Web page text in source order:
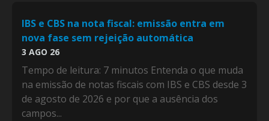
IBS e CBS na nota fiscal: emissão entra em
nova fase sem rejeição automática
3 AGO 26
Tempo de leitura: 7 minutos Entenda o que muda
na emissão de notas fiscais com IBS e CBS desde 3
de agosto de 2026 e por que a ausência dos
campos...